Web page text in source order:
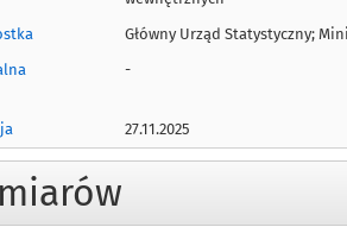
Główny Urząd Statystyczny;
-
27.11.2025